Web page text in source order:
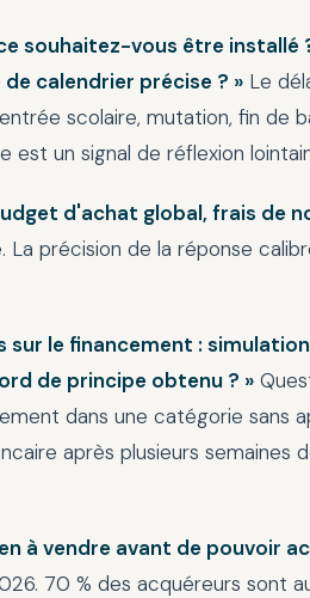
souhaitez-vous être installé
calendrier précise ? » Le
scolaire, mutation, fin de
est un signal de réflexion
d'achat global, frais de
La précision de la réponse
sur le financement :
de principe obtenu ? »
dans une catégorie sans
après plusieurs semaines
à vendre avant de pouvoir
70 % des acquéreurs sont